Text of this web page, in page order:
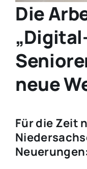
Die
neue
Für die Zeit